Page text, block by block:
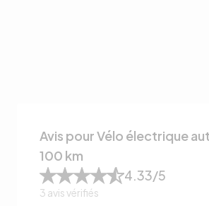
Avis pour Vélo électrique
100 km
4.33/5
3 avis vérifiés